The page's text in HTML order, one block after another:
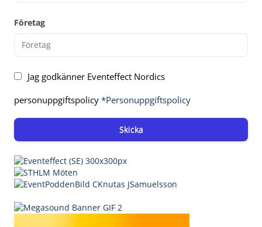
Företag
Jag godkänner Eventeffect Nordics
personuppgiftspolicy *Personuppgiftspolicy
Skicka